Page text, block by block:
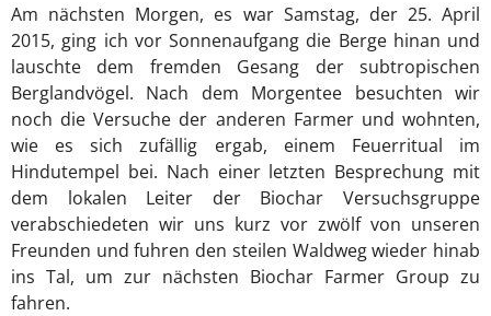
Am nächsten Morgen, es war Samstag, der 25. April
2015, ging ich vor Sonnenaufgang die Berge hinan und
lauschte dem fremden Gesang der subtropischen
Berglandvögel. Nach dem Morgentee besuchten wir
noch die Versuche der anderen Farmer und wohnten,
wie es sich zufällig ergab, einem Feuerritual im
Hindutempel bei. Nach einer letzten Besprechung mit
dem lokalen Leiter der Biochar Versuchsgruppe
verabschiedeten wir uns kurz vor zwölf von unseren
Freunden und fuhren den steilen Waldweg wieder hinab
ins Tal, um zur nächsten Biochar Farmer Group zu
fahren.